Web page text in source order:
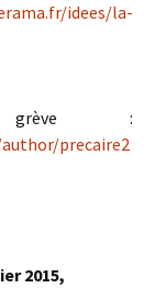
idees/la-
:
precaire2
2015,